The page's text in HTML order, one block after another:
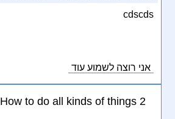
cdscds
אני רוצה לשמוע עוד
How to do all kinds of things 2